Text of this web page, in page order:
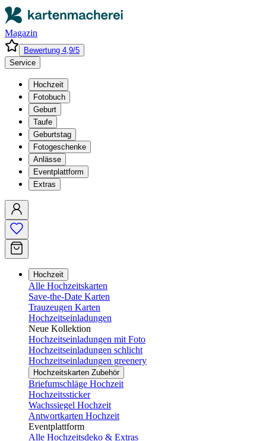
Magazin
Bewertung 4,9/5
Service
Hochzeit
Fotobuch
Geburt
Taufe
Geburtstag
Fotogeschenke
Anlässe
Eventplattform
Extras
Hochzeit
Alle Hochzeitskarten
Save-the-Date Karten
Trauzeugen Karten
Hochzeitseinladungen
Neue Kollektion
Hochzeitseinladungen mit Foto
Hochzeitseinladungen schlicht
Hochzeitseinladungen greenery
Hochzeitskarten Zubehör
Briefumschläge Hochzeit
Hochzeitssticker
Wachssiegel Hochzeit
Antwortkarten Hochzeit
Eventplattform
Alle Hochzeitsdeko & Extras